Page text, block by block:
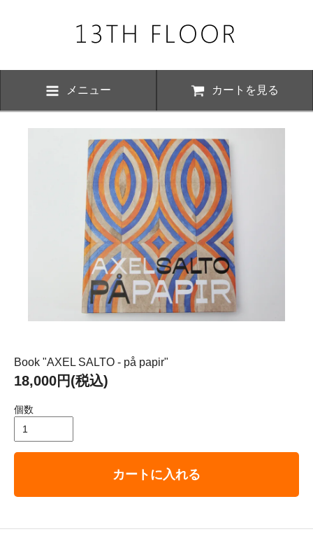
メニュー カートを見る
Book "AXEL SALTO - på papir"
18,000円(税込)
個数
カートに入れる
下記の期間につきまして夏季休業とさせていただきます。 期間中は
ただけますが、ご対応が8月17日以降にさせていただく場合がござい
かけ致しますが、何卒ご了承くださいますよう お願い申し上げます
平成29年8月11日（金）－ 8月16日（水）
ホーム＆インテリア